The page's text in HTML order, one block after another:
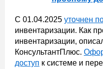
С 01.04.2025 уточнен
инвентаризации. Как
инвентаризации,
КонсультантПлюс.
доступ к системе и